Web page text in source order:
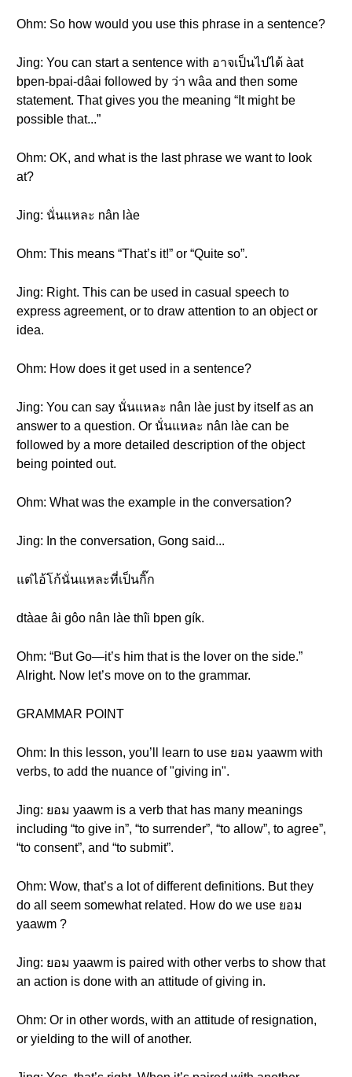
Ohm: So how would you use this phrase in a sentence?
Jing: You can start a sentence with อาจเป็นไปได้ àat
bpen-bpai-dâai followed by ว่า wâa and then some
statement. That gives you the meaning “It might be
possible that...”
Ohm: OK, and what is the last phrase we want to look
at?
Jing: นั่นแหละ nân làe
Ohm: This means “That’s it!” or “Quite so”.
Jing: Right. This can be used in casual speech to
express agreement, or to draw attention to an object or
idea.
Ohm: How does it get used in a sentence?
Jing: You can say นั่นแหละ nân làe just by itself as an
answer to a question. Or นั่นแหละ nân làe can be
followed by a more detailed description of the object
being pointed out.
Ohm: What was the example in the conversation?
Jing: In the conversation, Gong said...
แต่ไอ้โก้นั่นแหละที่เป็นกิ๊ก
dtàae âi gôo nân làe thîi bpen gík.
Ohm: “But Go—it’s him that is the lover on the side.”
Alright. Now let’s move on to the grammar.
GRAMMAR POINT
Ohm: In this lesson, you’ll learn to use ยอม yaawm with
verbs, to add the nuance of "giving in".
Jing: ยอม yaawm is a verb that has many meanings
including “to give in”, “to surrender”, “to allow”, to agree”,
“to consent”, and “to submit”.
Ohm: Wow, that’s a lot of different definitions. But they
do all seem somewhat related. How do we use ยอม
yaawm ?
Jing: ยอม yaawm is paired with other verbs to show that
an action is done with an attitude of giving in.
Ohm: Or in other words, with an attitude of resignation,
or yielding to the will of another.